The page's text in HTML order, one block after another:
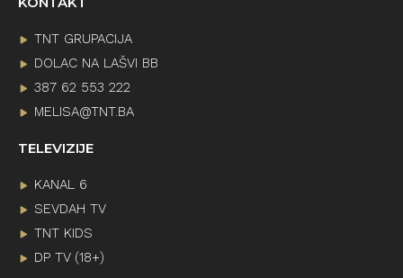
TNT GRUPACIJA
DOLAC NA LAŠVI BB
387 62 553 222
MELISA@TNT.BA
TELEVIZIJE
KANAL 6
SEVDAH TV
TNT KIDS
DP TV (18+)